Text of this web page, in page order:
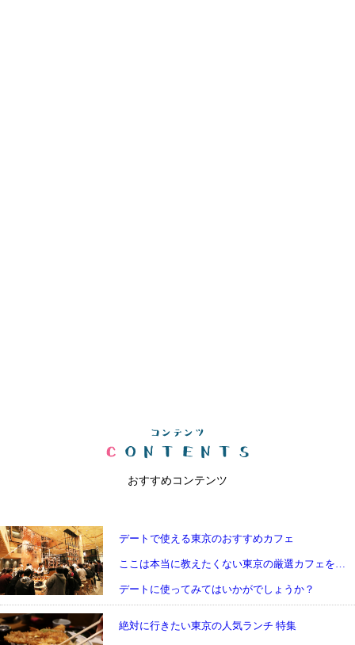
おすすめコンテンツ
デートで使える東京のおすすめカフェ
ここは本当に教えたくない東京の厳選カフェをご紹介
デートに使ってみてはいかがでしょうか？
絶対に行きたい東京の人気ランチ 特集